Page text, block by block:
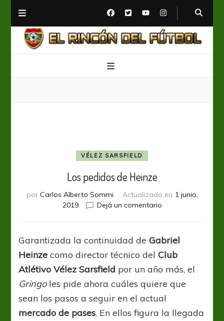
VÉLEZ SARSFIELD
Los pedidos de Heinze
por Carlos Alberto Sommi Actualizado en 1 junio,
2019
Dejá un comentarioen
de
Heinze
Garantizada la continuidad deGabriel
Heinzecomo director técnico delClub
Atlétivo Vélez Sarsfield por un año más, el
Gringoles pide ahora cuáles quiere que
sean los pasos a seguir en el actual
mercado de pases. En ellos figura la llegada